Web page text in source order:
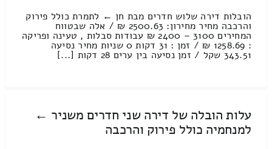
הובלות דירה שלוש חדרים מבת חן ← לתמרת כולל פירוק
והרכבה מחיר מחירון: 2500.63 ₪ / אלה שבטווח
המחירים 3100 – 2400 ₪ עבודות סבלות , טעינה ופריקה
: 1258.69 ₪ / זמן : 31 דקות 0 שניות מחיר נסיעה
343.51 שקל / זמן נסיעה בין ערים 28 דקות [...]
עלות הובלה של דירה שני חדרים משניר ←
למנחמיה כולל פירוק והרכבה